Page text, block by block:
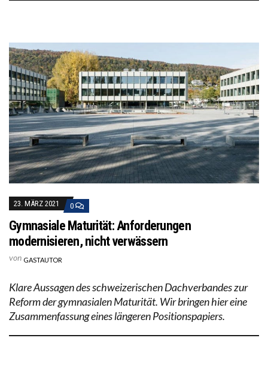
23. MÄRZ 2021 0
Gymnasiale Maturität: Anforderungen
modernisieren, nicht verwässern
von GASTAUTOR
Klare Aussagen des schweizerischen Dachverbandes zur
Reform der gymnasialen Maturität. Wir bringen hier eine
Zusammenfassung eines längeren Positionspapiers.